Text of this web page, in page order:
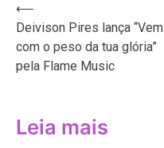
Navegação
de
Post
⟵
Deivison Pires lança “Vem
com o peso da tua glória”
pela Flame Music
Leia mais